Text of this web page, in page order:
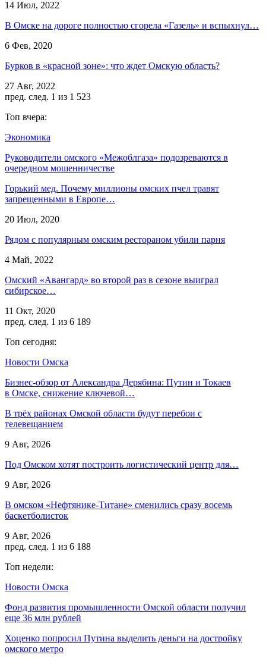
14 Июл, 2022
В Омске на дороге полностью сгорела «Газель» и вспыхнул…
6 Фев, 2020
Бурков в «красной зоне»: что ждет Омскую область?
27 Авг, 2022
пред. след. 1 из 1 523
Топ вчера:
Экономика
Руководители омского «Межоблгаза» подозреваются в
очередном мошенничестве
Горький мед. Почему миллионы омских пчел травят
запрещенными в Европе…
20 Июл, 2020
Рядом с популярным омским рестораном убили парня
4 Май, 2022
Омский «Авангард» во второй раз в сезоне выиграл
сибирское…
11 Окт, 2020
пред. след. 1 из 6 189
Топ сегодня:
Новости Омска
Бизнес-обзор от Александра Дерябина: Путин и Токаев
в Омске, снижение ключевой…
В трёх районах Омской области будут перебои с
телевещанием
9 Авг, 2026
Под Омском хотят построить логистический центр для…
9 Авг, 2026
В омском «Нефтянике-Титане» сменились сразу восемь
баскетболисток
9 Авг, 2026
пред. след. 1 из 6 188
Топ недели:
Новости Омска
Фонд развития промышленности Омской области получил
еще 36 млн рублей
Хоценко попросил Путина выделить деньги на достройку
омского метро